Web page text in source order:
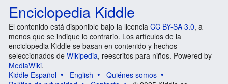
Enciclopedia Kiddle
El contenido está disponible bajo la licencia CC BY-SA 3.0, a
menos que se indique lo contrario. Los artículos de la
enciclopedia Kiddle se basan en contenido y hechos
seleccionados de Wikipedia, reescritos para niños. Powered by
MediaWiki.
Kiddle Español
English
Quiénes somos